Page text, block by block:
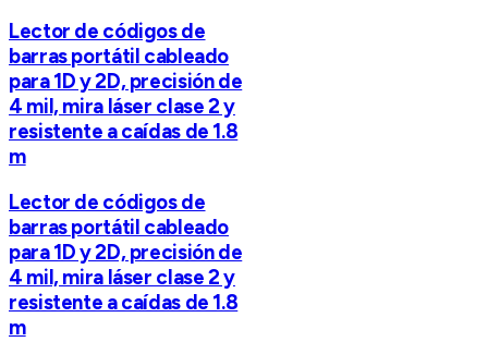
Lector de códigos de
barras portátil cableado
para 1D y 2D, precisión de
4 mil, mira láser clase 2 y
resistente a caídas de 1.8
m
Lector de códigos de
barras portátil cableado
para 1D y 2D, precisión de
4 mil, mira láser clase 2 y
resistente a caídas de 1.8
m